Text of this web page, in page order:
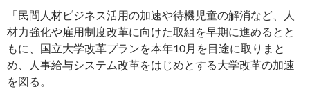
「民間人材ビジネス活用の加速や待機児童の解消など、人
材力強化や雇用制度改革に向けた取組を早期に進めるとと
もに、国立大学改革プランを本年10月を目途に取りまと
め、人事給与システム改革をはじめとする大学改革の加速
を図る。